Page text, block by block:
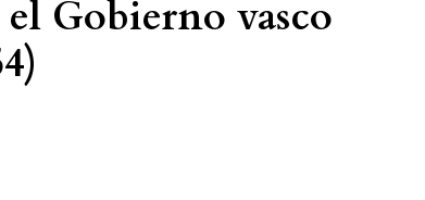
Gobierno vasco